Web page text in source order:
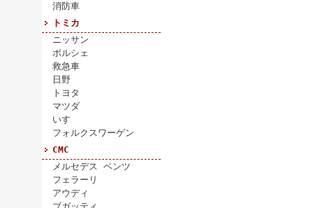
消防車
トミカ
ニッサン
ポルシェ
救急車
日野
トヨタ
マツダ
いすゞ
フォルクスワーゲン
CMC
メルセデス ベンツ
フェラーリ
アウディ